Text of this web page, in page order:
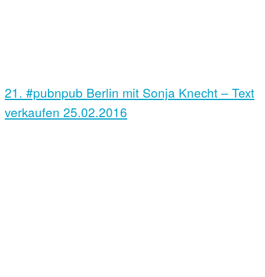
21. #pubnpub Berlin mit Sonja Knecht – Text
verkaufen 25.02.2016